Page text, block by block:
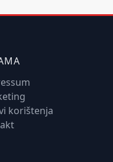
korištenja